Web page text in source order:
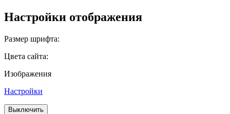
Настройки отображения
Размер шрифта:
Цвета сайта:
Изображения
Настройки
Выключить